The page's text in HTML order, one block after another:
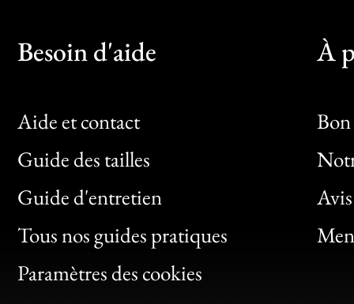
Besoin d'aide
Aide et contact
Guide des tailles
Guide d'entretien
Tous nos guides pratiques
Paramètres des cookies
À
Bon
Clic